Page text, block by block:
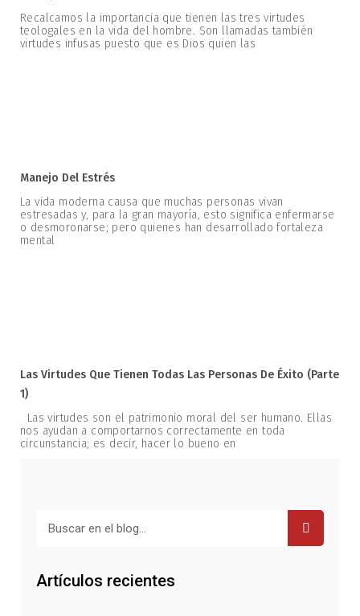
Recalcamos la importancia que tienen las tres virtudes
teologales en la vida del hombre. Son llamadas también
virtudes infusas puesto que es Dios quien las
Manejo Del Estrés
La vida moderna causa que muchas personas vivan
estresadas y, para la gran mayoría, esto significa enfermarse
o desmoronarse; pero quienes han desarrollado fortaleza
mental
Las Virtudes Que Tienen Todas Las Personas De Éxito (parte
1)
Las virtudes son el patrimonio moral del ser humano. Ellas
nos ayudan a comportarnos correctamente en toda
circunstancia; es decir, hacer lo bueno en
Artículos recientes